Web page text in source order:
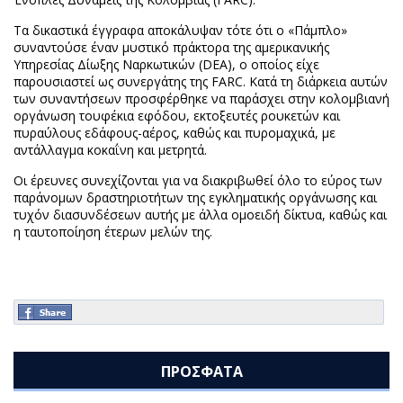
Τα δικαστικά έγγραφα αποκάλυψαν τότε ότι ο «Πάμπλο»
συναντούσε έναν μυστικό πράκτορα της αμερικανικής
Υπηρεσίας Δίωξης Ναρκωτικών (DEA), ο οποίος είχε
παρουσιαστεί ως συνεργάτης της FARC. Κατά τη διάρκεια αυτών
των συναντήσεων προσφέρθηκε να παράσχει στην κολομβιανή
οργάνωση τουφέκια εφόδου, εκτοξευτές ρουκετών και
πυραύλους εδάφους-αέρος, καθώς και πυρομαχικά, με
αντάλλαγμα κοκαΐνη και μετρητά.
Οι έρευνες συνεχίζονται για να διακριβωθεί όλο το εύρος των
παράνομων δραστηριοτήτων της εγκληματικής οργάνωσης και
τυχόν διασυνδέσεων αυτής με άλλα ομοειδή δίκτυα, καθώς και
η ταυτοποίηση έτερων μελών της.
ΠΡΟΣΦΑΤΑ